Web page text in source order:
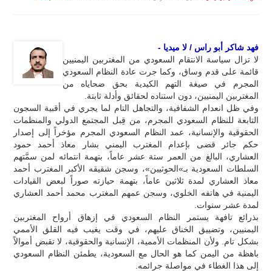
فهد شاكر أبو راس / لا ميديا -
لا تزال سياسة الانتقام السعودي من المغتربين اليمنيين
قائمة على قدم وساق، وكما جرت عادة النظام السعودي
المجرم في صيغة التهم الكيدية بحق ضحاياه من
المغتربين اليمنيين، دون استناده لحقائق وأدلة ثابتة.
وفي ظل انعدام الشفافية، والتجاهل التام لما يجري في أقبية السجون
التابعة للنظام السعودي المجرم، من قِبل المجتمع الدولي والمنظمات
الحقوقية والإنسانية، عمد النظام السعودي المجرم مؤخراً إلى إصدار
حكم جائر قضى بإعدام المغترب اليمني بشار معاذ أحمد حمود
العشاري، البالغ من العمر ستة عشر عاماً، بتهمة انتمائه لمن سمَّتهم
السلطات السعودية بـ»الحوثيين»، وسجن شقيقه الأكبر المغترب أحمد
معاذ العشاري لمدة ثلاثين عاماً، بتهمة حيازته صوراً لبعض القيادات
اليمنية في هاتفه الخلوي، وسجن عمهم المغترب محمد أحمد العشاري
لمدة عشر سنوات.
بذرائع تافهة يستمر النظام السعودي في إزهاق أرواح المغتربين
اليمنيين، وتضييق الخناق عليهم، في وقت يغيب فيه القلق الأممي
بشكل تام. ولأن المنظمات الأممية، الإنسانية والحقوقية، لا تقبض أموالاً
باهظة من اليمن كما هو الحال مع السعودية، يطمئن النظام السعودي
إلى هذا الغطاء في مواصلة جرائمه.